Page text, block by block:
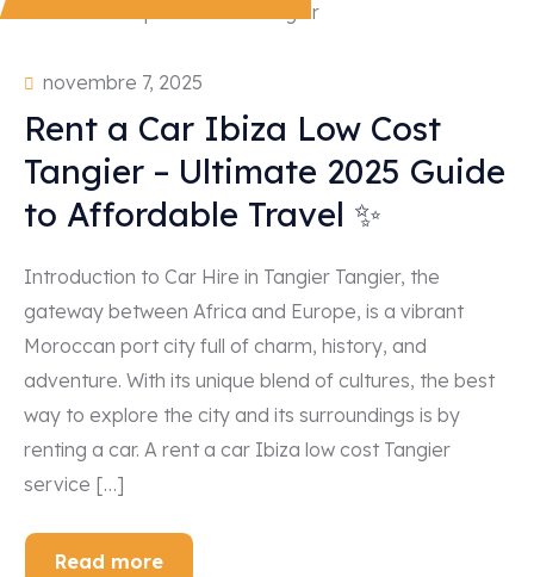
Explorer avec Taghicar
novembre 7, 2025
Rent a Car Ibiza Low Cost
Tangier – Ultimate 2025 Guide
to Affordable Travel ✨
Introduction to Car Hire in Tangier Tangier, the
gateway between Africa and Europe, is a vibrant
Moroccan port city full of charm, history, and
adventure. With its unique blend of cultures, the best
way to explore the city and its surroundings is by
renting a car. A rent a car Ibiza low cost Tangier
service […]
Read more